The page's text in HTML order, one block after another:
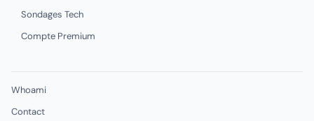
Sondages Tech
Compte Premium
Whoami
Contact